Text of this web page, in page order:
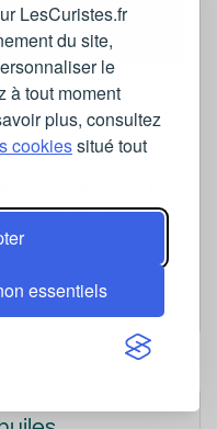
LesCuristes.fr
du site,
le
à tout moment
plus, consultez
cookiessitué tout
essentiels
Photo non contractuelle
avec de l’huile
anti-âge. Elle
et hydratera